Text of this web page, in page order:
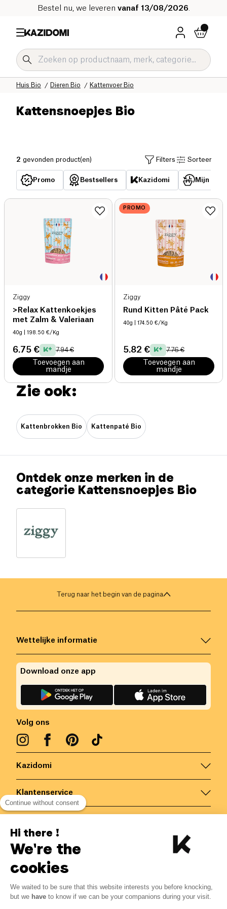
Bestel nu, we leveren vanaf 13/08/2026
Kattenvoer Bio
Dieren Bio
Huis Bio
Onze biologische catalogus
Home
Kattensnoepjes Bio
2 gevonden product(en) Filters Sorteer
Promo Bestsellers Kazidomi Mijn
Ziggy
>Relax Kattenkoekjes
met Zalm & Valeriaan
40g | 198.50 €/Kg
6.75 € 7.94 €
Toevoegen aan
mandje
PROMO
Ziggy
Rund Kitten Pâté Pack
40g | 174.50 €/Kg
5.82 € 7.76 €
Toevoegen aan
mandje
Zie ook:
Kattenbrokken Bio Kattenpaté Bio
Ontdek onze merken in de
categorie Kattensnoepjes Bio
Terug naar het begin van de pagina
Kazidomi
Klantenservice
Wettelijke informatie
Volg ons
Download onze app
België/NL
Continue without consent
Hi there !
We're the
cookies
We waited to be sure that this website interests you before knocking,
but we have to know if we can be your companions during your visit.